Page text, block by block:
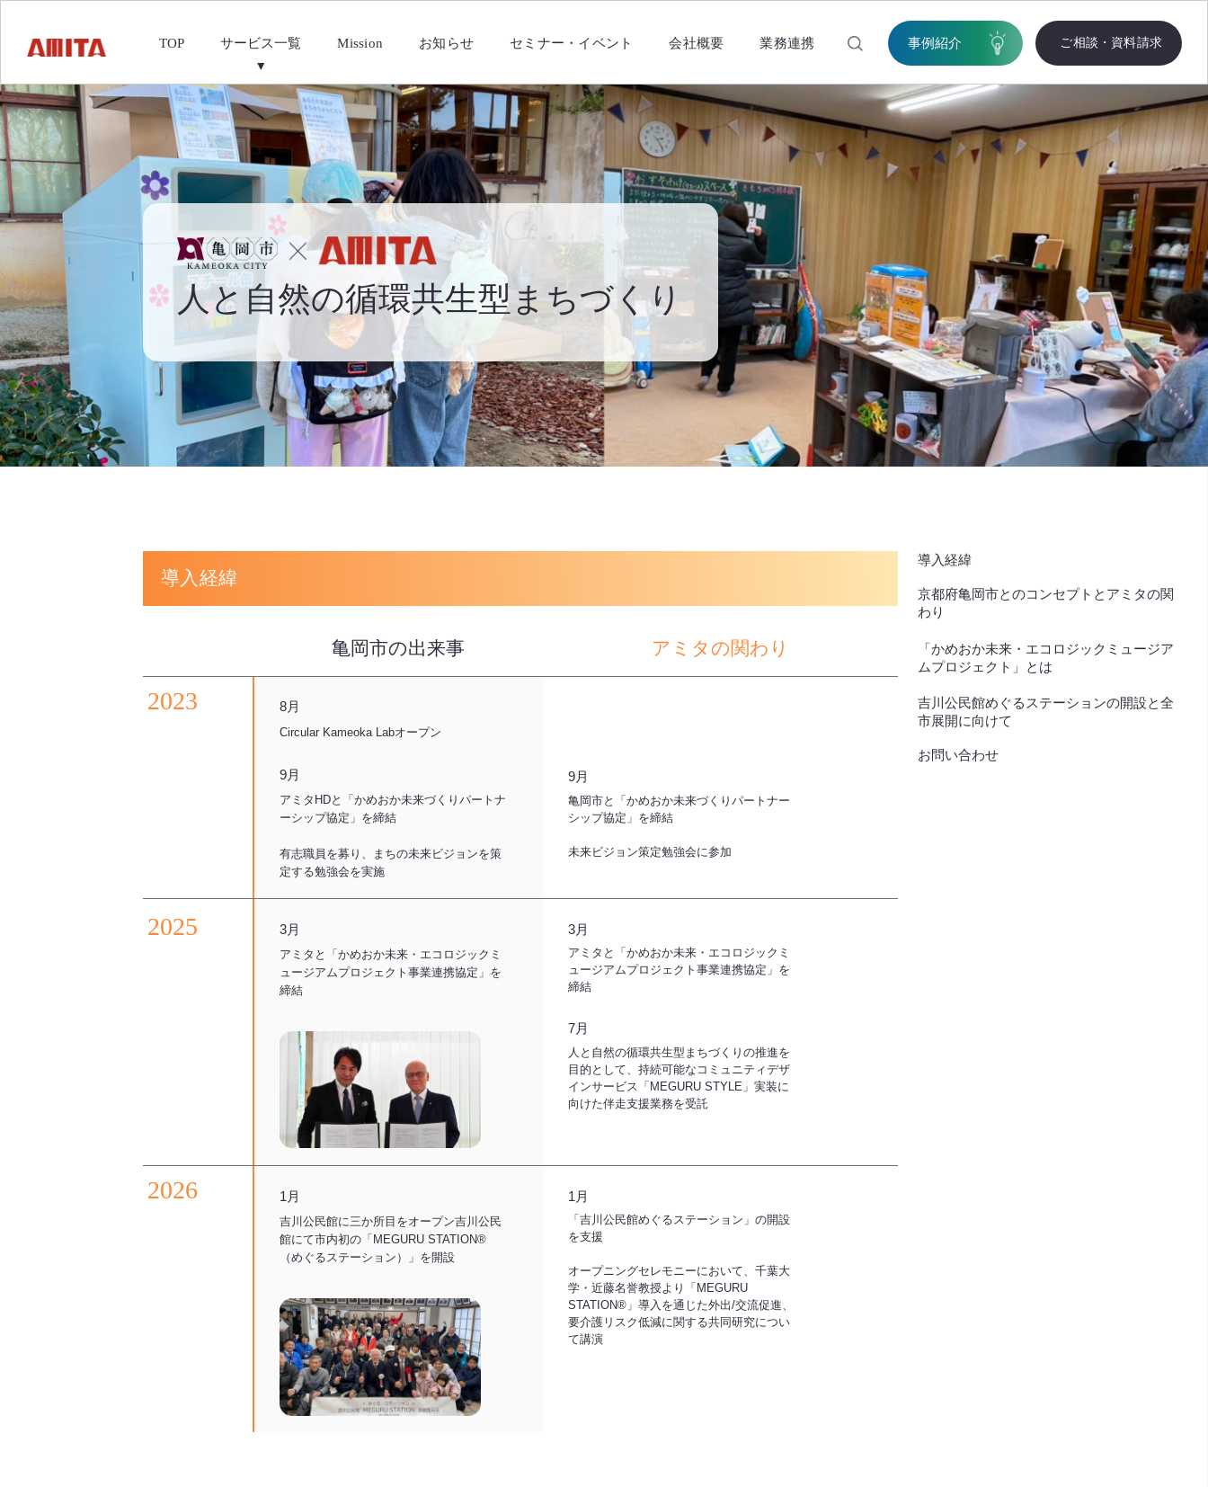
TOP サービス一覧 Mission お知らせ セミナー・イベント 会社概要 業務連携 事例紹介 ご相談・資料請求
人と自然の循環共生型 まちづくり
導入経緯
京都府亀岡市とのコンセプトとアミタの関
わり
「かめおか未来・エコロジックミュージア
ムプロジェクト」とは
吉川公民館めぐるステーションの開設と全
市展開に向けて
お問い合わせ
導入経緯
亀岡市の出来事 アミタの関わり
2023 8月
Circular Kameoka Labオープン
9月
アミタHDと「かめおか未来づくりパートナ
ーシップ協定」を締結
有志職員を募り、まちの未来ビジョンを策
定する勉強会を実施
9月
亀岡市と「かめおか未来づくりパートナー
シップ協定」を締結
未来ビジョン策定勉強会に参加
2025 3月
アミタと「かめおか未来・エコロジックミ
ュージアムプロジェクト事業連携協定」を
締結
3月
アミタと「かめおか未来・エコロジックミ
ュージアムプロジェクト事業連携協定」を
締結
7月
人と自然の循環共生型まちづくりの推進を
目的として、持続可能なコミュニティデザ
インサービス「MEGURU STYLE」実装に
向けた伴走支援業務を受託
2026 1月
吉川公民館に三か所目をオープン吉川公民
館にて市内初の「MEGURU STATION®
（めぐるステーション）」を開設
1月
「吉川公民館めぐるステーション」の開設
を支援
オープニングセレモニーにおいて、千葉大
学・近藤名誉教授より「MEGURU
STATION®」導入を通じた外出/交流促進、
要介護リスク低減に関する共同研究につい
て講演